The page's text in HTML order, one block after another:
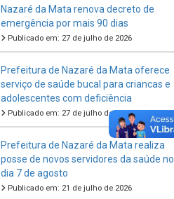
Nazaré da Mata renova decreto de
emergência por mais 90 dias
Publicado em: 27 de julho de 2026
Prefeitura de Nazaré da Mata oferece
serviço de saúde bucal para criancas e
adolescentes com deficiência
Publicado em: 27 de julho de 2026
Prefeitura de Nazaré da Mata realiza
posse de novos servidores da saúde no
dia 7 de agosto
Publicado em: 21 de julho de 2026